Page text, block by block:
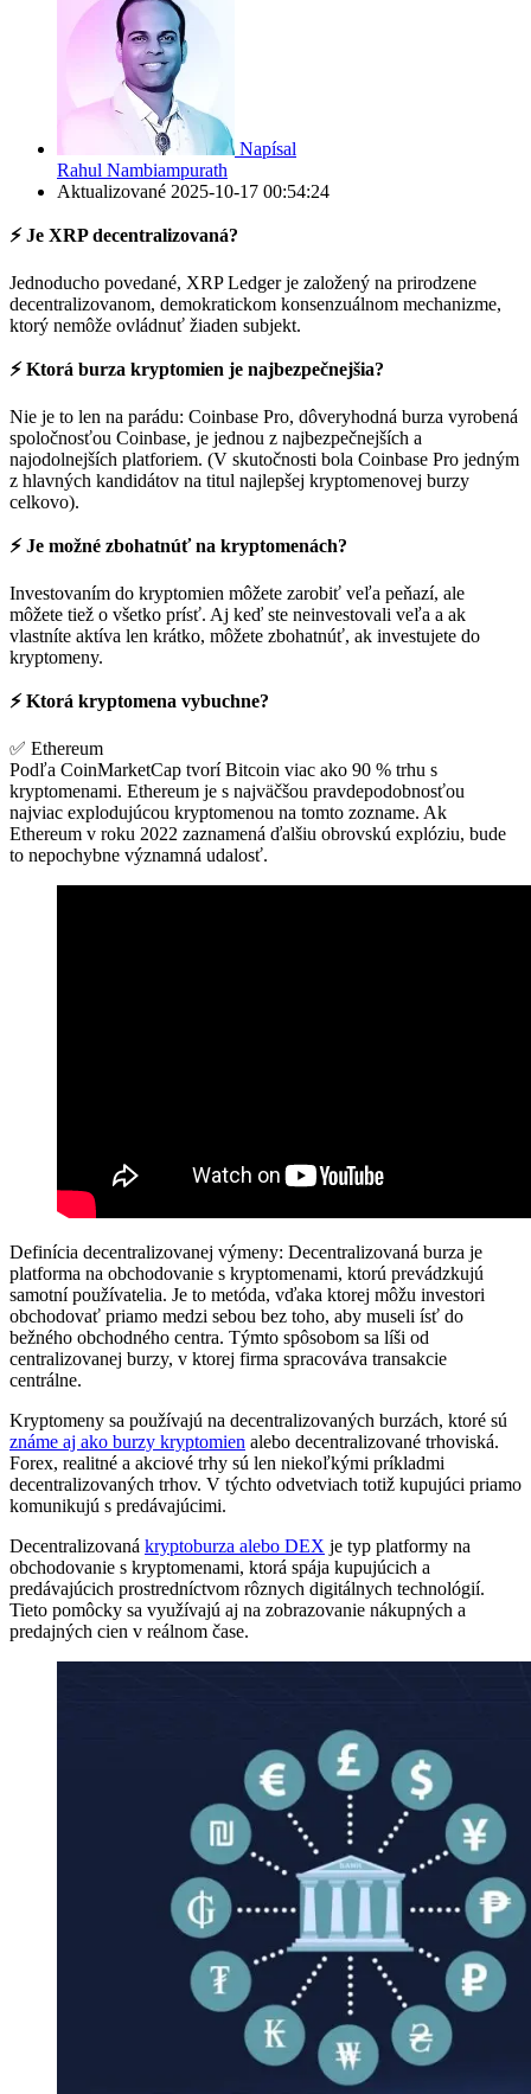
Napísal
Rahul Nambiampurath
Aktualizované 2025-10-17 00:54:24
⚡️ Je XRP decentralizovaná?
Jednoducho povedané, XRP Ledger je založený na prirodzene
decentralizovanom, demokratickom konsenzuálnom mechanizme,
ktorý nemôže ovládnuť žiaden subjekt.
⚡️ Ktorá burza kryptomien je najbezpečnejšia?
Nie je to len na parádu: Coinbase Pro, dôveryhodná burza vyrobená
spoločnosťou Coinbase, je jednou z najbezpečnejších a
najodolnejších platforiem. (V skutočnosti bola Coinbase Pro jedným
z hlavných kandidátov na titul najlepšej kryptomenovej burzy
celkovo).
⚡️ Je možné zbohatnúť na kryptomenách?
Investovaním do kryptomien môžete zarobiť veľa peňazí, ale
môžete tiež o všetko prísť. Aj keď ste neinvestovali veľa a ak
vlastníte aktíva len krátko, môžete zbohatnúť, ak investujete do
kryptomeny.
⚡️ Ktorá kryptomena vybuchne?
✅ Ethereum
Podľa CoinMarketCap tvorí Bitcoin viac ako 90 % trhu s
kryptomenami. Ethereum je s najväčšou pravdepodobnosťou
najviac explodujúcou kryptomenou na tomto zozname. Ak
Ethereum v roku 2022 zaznamená ďalšiu obrovskú explóziu, bude
to nepochybne významná udalosť.
Definícia decentralizovanej výmeny: Decentralizovaná burza je
platforma na obchodovanie s kryptomenami, ktorú prevádzkujú
samotní používatelia. Je to metóda, vďaka ktorej môžu investori
obchodovať priamo medzi sebou bez toho, aby museli ísť do
bežného obchodného centra. Týmto spôsobom sa líši od
centralizovanej burzy, v ktorej firma spracováva transakcie
centrálne.
Kryptomeny sa používajú na decentralizovaných burzách, ktoré sú
známe aj ako burzy kryptomien alebo decentralizované trhoviská.
Forex, realitné a akciové trhy sú len niekoľkými príkladmi
decentralizovaných trhov. V týchto odvetviach totiž kupujúci priamo
komunikujú s predávajúcimi.
Decentralizovaná kryptoburza alebo DEX je typ platformy na
obchodovanie s kryptomenami, ktorá spája kupujúcich a
predávajúcich prostredníctvom rôznych digitálnych technológií.
Tieto pomôcky sa využívajú aj na zobrazovanie nákupných a
predajných cien v reálnom čase.